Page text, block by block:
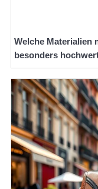
Welche Materialien
besonders